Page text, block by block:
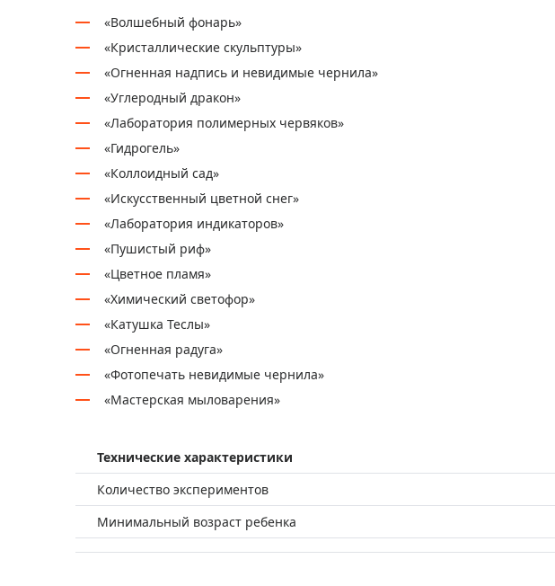
«Волшебный фонарь»
«Кристаллические скульптуры»
«Огненная надпись и невидимые чернила»
«Углеродный дракон»
«Лаборатория полимерных червяков»
«Гидрогель»
«Коллоидный сад»
«Искусственный цветной снег»
«Лаборатория индикаторов»
«Пушистый риф»
«Цветное пламя»
«Химический светофор»
«Катушка Теслы»
«Огненная радуга»
«Фотопечать невидимые чернила»
«Мастерская мыловарения»
Технические характеристики
Количество экспериментов
Минимальный возраст ребенка